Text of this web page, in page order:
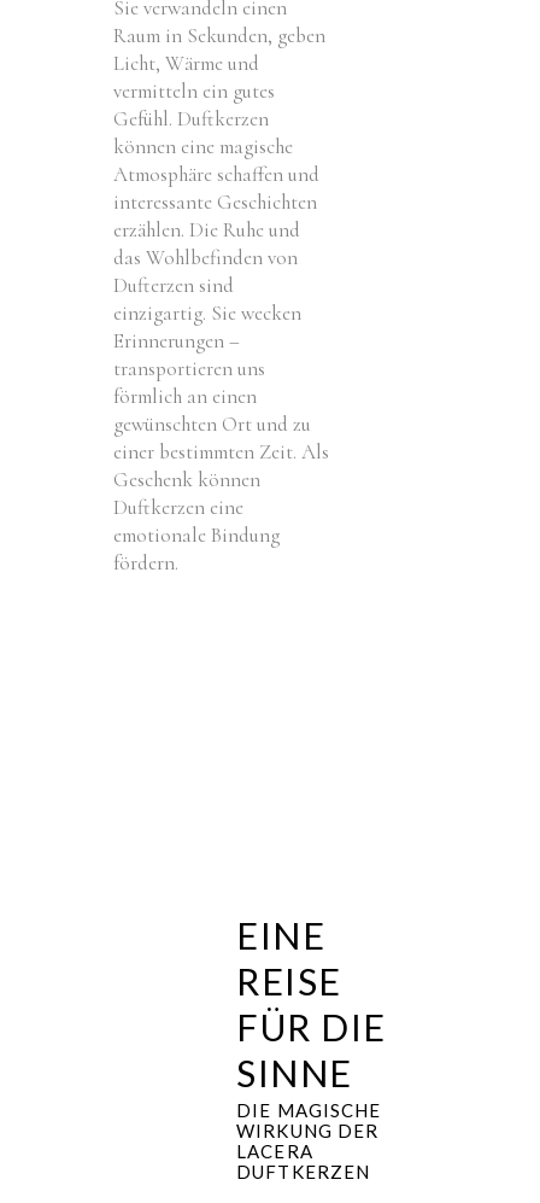
Sie verwandeln einen
Raum in Sekunden, geben
Licht, Wärme und
vermitteln ein gutes
Gefühl. Duftkerzen
können eine magische
Atmosphäre schaffen und
interessante Geschichten
erzählen. Die Ruhe und
das Wohlbefinden von
Dufterzen sind
einzigartig. Sie wecken
Erinnerungen –
transportieren uns
förmlich an einen
gewünschten Ort und zu
einer bestimmten Zeit. Als
Geschenk können
Duftkerzen eine
emotionale Bindung
fördern.
EINE
REISE
FÜR DIE
SINNE
DIE MAGISCHE
WIRKUNG DER
LACERA
DUFTKERZEN